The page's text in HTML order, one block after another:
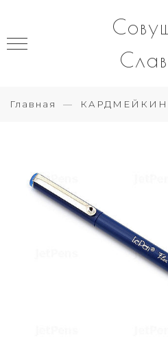
Главная